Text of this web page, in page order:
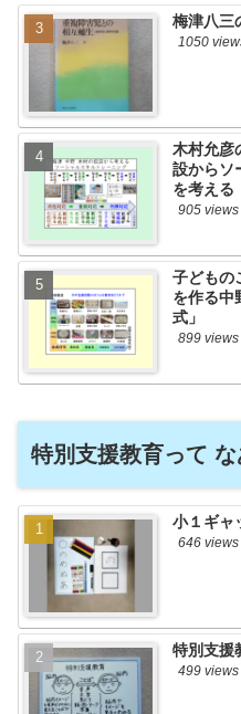
梅津八三
1050
木村允彦
設からソ
を考える
905 views
子どもの
を作る中
式」
899 views
特別支援教育って な
小１ギャ
646 views
特別支援
499 views